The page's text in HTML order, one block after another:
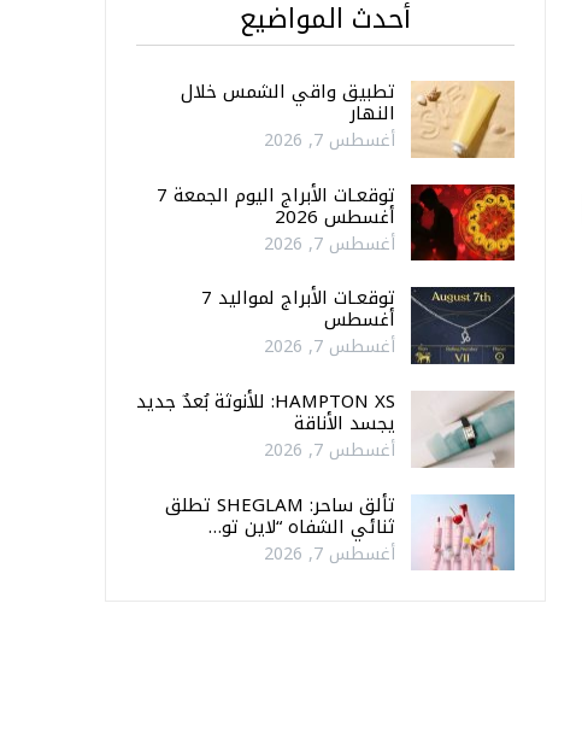
أحدث المواضيع
تطبيق واقي الشمس خلال
النهار
أغسطس 7, 2026
توقعـات الأبراج اليوم الجمعة 7
أغسطس 2026
أغسطس 7, 2026
توقعـات الأبراج لمواليد 7
أغسطس
أغسطس 7, 2026
HAMPTON XS: للأنوثة بُعدٌ جديد
يجسد الأناقة
أغسطس 7, 2026
تألق ساحر: SHEGLAM تطلق
ثنائي الشفاه “لاين تو…
أغسطس 7, 2026